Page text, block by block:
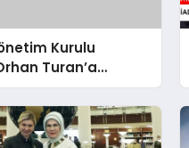
Kurulu
Turan’a